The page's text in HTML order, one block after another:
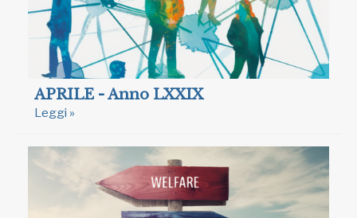
APRILE - Anno LXXIX
Leggi »